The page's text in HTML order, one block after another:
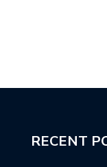
RECENT